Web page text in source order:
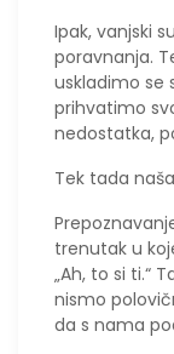
​Ipak, vanjski
poravnanja.
uskladimo se
prihvatimo
nedostatka,
Tek tada
trenutak u
„Ah, to si ti.“
nismo
da s nama